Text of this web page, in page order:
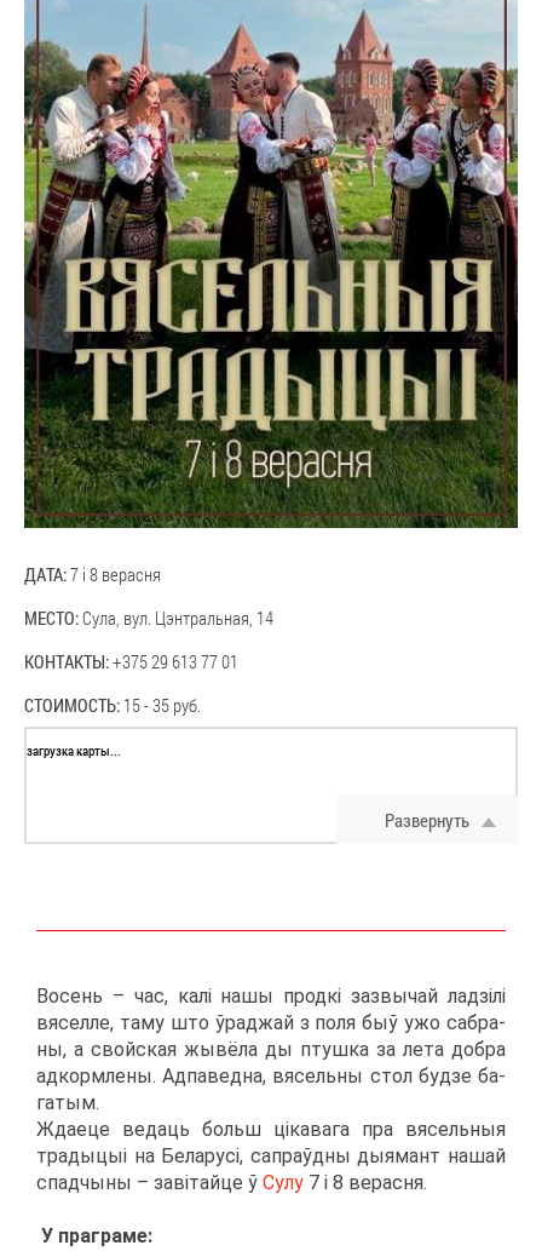
ДА­ТА:7 і 8 ве­рас­ня
МЕ­СТО:Су­ла, вул. Цэн­траль­ная, 14
КОН­ТАК­ТЫ:+375 29 613 77 01
СТО­И­МОСТЬ: 15 - 35 руб.
за­груз­ка кар­ты...
Раз­вер­нуть
Во­сень – час, калі на­шы продкі за­звы­чай ладзілі
вя­сел­ле, та­му што ўра­джай з по­ля быў ужо са­бра­
ны, а свой­ская жы­вё­ла ды птуш­ка за ле­та добра
ад­корм­ле­ны. Ад­па­вед­на, вя­сель­ны стол буд­зе ба­
га­тым.
Жда­е­це ве­да­ць больш ціка­ва­га пра вя­сель­ныя
тра­ды­цыі на Бе­ла­русі, са­праўдны ды­я­мант на­шай
спад­чы­ны – завітай­це ў Су­лу 7 і 8 ве­рас­ня.
У пра­гра­ме: